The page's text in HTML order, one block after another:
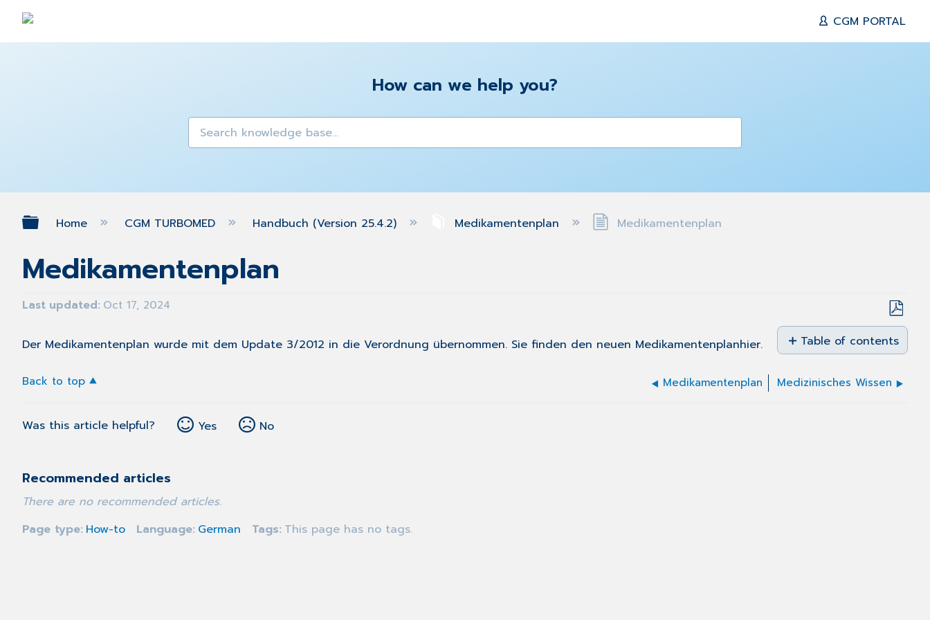
CGM PORTAL
How can we help you?
Expand/collapse global hierarchy
Home CGM TURBOMED Handbuch (Version 25.4.2) Medikamentenplan Medikamentenplan
Medikamentenplan
Last updated Oct 17, 2024
Save
as
PDF
Table of contents
No
Der Medikamentenplan wurde mit dem Update 3/2012 in die Verordnung übernommen. Sie finden den neuen Medikamentenplanhier.
Back to top Medikamentenplan Medizinisches Wissen
Was this article helpful? Yes No
Recommended articles
There are no recommended articles.
Page type How-to Language German Tags This page has no tags.